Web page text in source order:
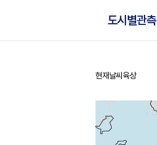
도시별관측
홈
현재날씨 육상